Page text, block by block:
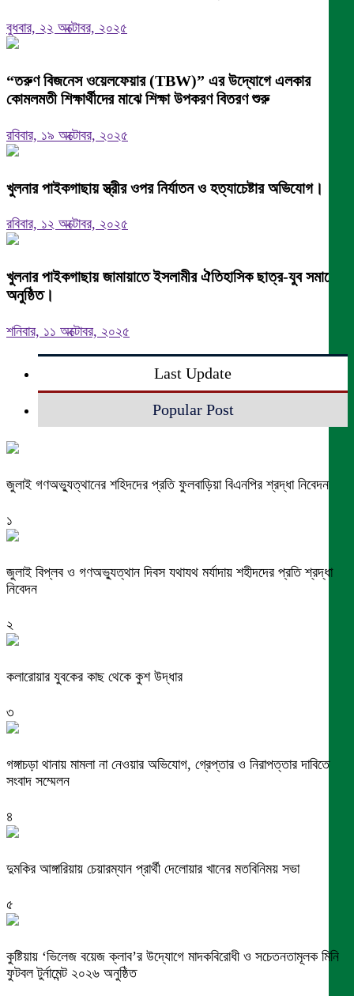
বুধবার, ২২ অক্টোবর, ২০২৫
“তরুণ বিজনেস ওয়েলফেয়ার (TBW)” এর উদ্যোগে এলকার
কোমলমতী শিক্ষার্থীদের মাঝে শিক্ষা উপকরণ বিতরণ শুরু
রবিবার, ১৯ অক্টোবর, ২০২৫
খুলনার পাইকগাছায় স্ত্রীর ওপর নির্যাতন ও হত্যাচেষ্টার অভিযোগ।
রবিবার, ১২ অক্টোবর, ২০২৫
খুলনার পাইকগাছায় জামায়াতে ইসলামীর ঐতিহাসিক ছাত্র-যুব সমাবেশ
অনুষ্ঠিত।
শনিবার, ১১ অক্টোবর, ২০২৫
Last Update
Popular Post
জুলাই গণঅভ্যুত্থানের শহিদদের প্রতি ফুলবাড়িয়া বিএনপির শ্রদ্ধা নিবেদন
১
জুলাই বিপ্লব ও গণঅভ্যুত্থান দিবস যথাযথ মর্যাদায় শহীদদের প্রতি শ্রদ্ধা
নিবেদন
২
কলারোয়ার যুবকের কাছ থেকে কুশ উদ্ধার
৩
গঙ্গাচড়া থানায় মামলা না নেওয়ার অভিযোগ, গ্রেপ্তার ও নিরাপত্তার দাবিতে
সংবাদ সম্মেলন
৪
দুমকির আঙ্গারিয়ায় চেয়ারম্যান প্রার্থী দেলোয়ার খানের মতবিনিময় সভা
৫
কুষ্টিয়ায় ‘ভিলেজ বয়েজ ক্লাব’র উদ্যোগে মাদকবিরোধী ও সচেতনতামূলক মিনি
ফুটবল টুর্নামেন্ট ২০২৬ অনুষ্ঠিত